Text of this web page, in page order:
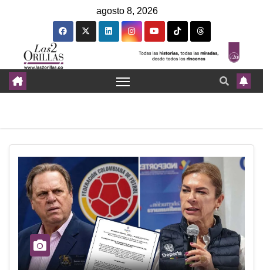
agosto 8, 2026